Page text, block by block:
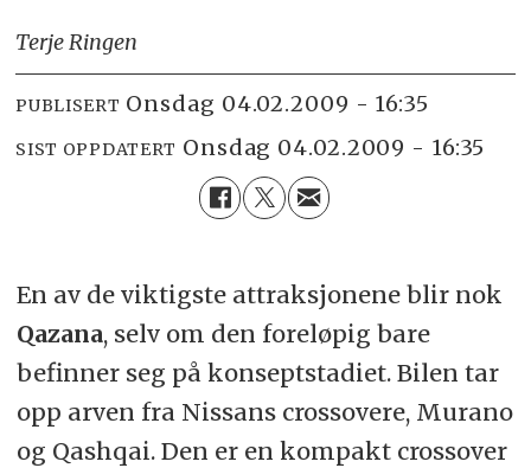
Terje Ringen
PUBLISERT onsdag 04.02.2009 - 16:35
SIST OPPDATERT onsdag 04.02.2009 - 16:35
En av de viktigste attraksjonene blir nok
Qazana, selv om den foreløpig bare
befinner seg på konseptstadiet. Bilen tar
opp arven fra Nissans crossovere, Murano
og Qashqai. Den er en kompakt crossover